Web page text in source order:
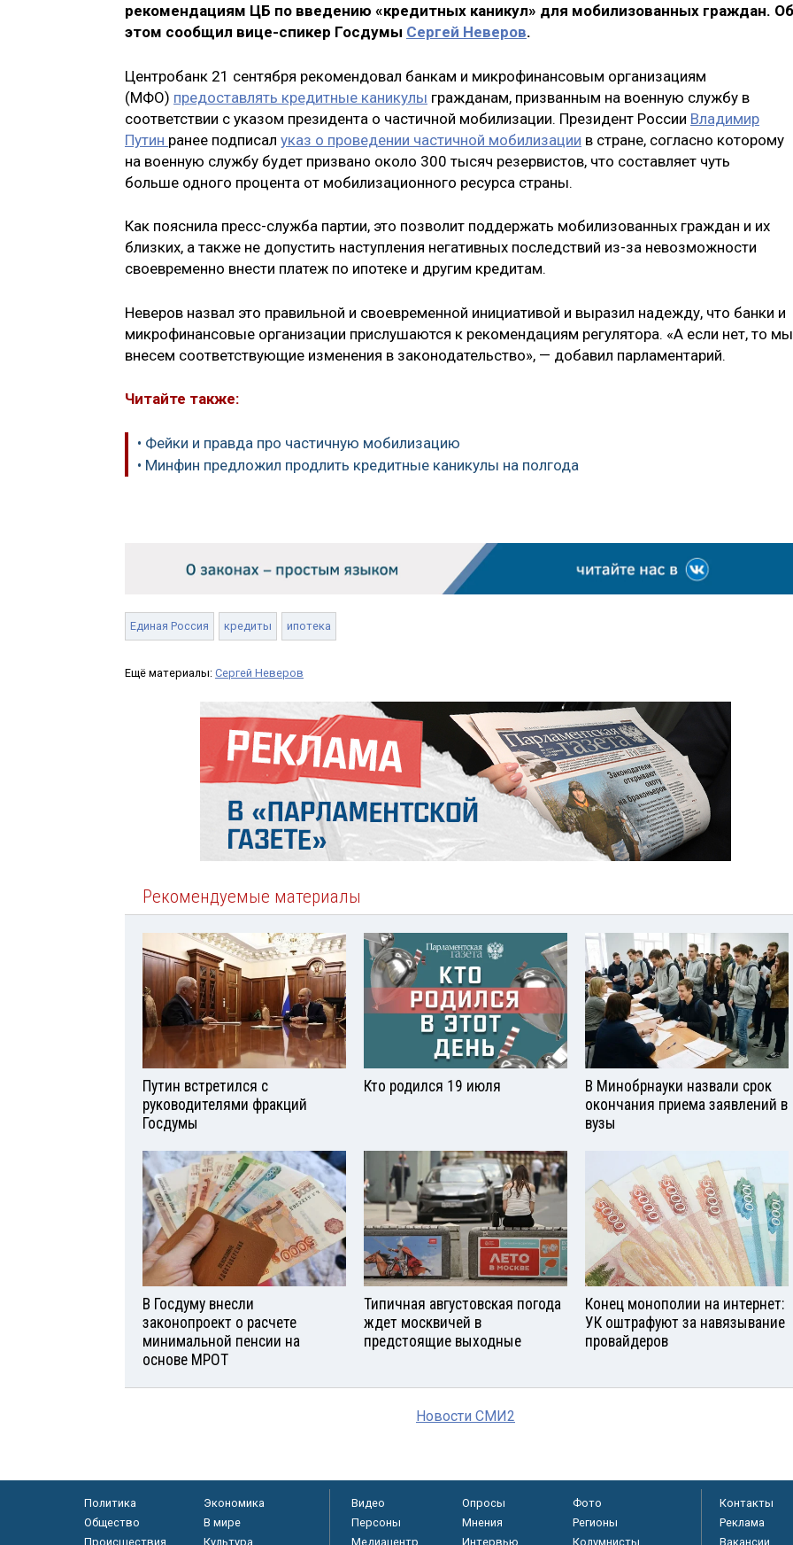
рекомендациям ЦБ по введению «кредитных каникул» для мобилизованных граждан. Об
этом сообщил вице-спикер Госдумы Сергей Неверов.
Центробанк 21 сентября рекомендовал банкам и микрофинансовым организациям
(МФО) предоставлять кредитные каникулы гражданам, призванным на военную службу в
соответствии с указом президента о частичной мобилизации. Президент России Владимир
Путин ранее подписал указ о проведении частичной мобилизации в стране, согласно которому
на военную службу будет призвано около 300 тысяч резервистов, что составляет чуть
больше одного процента от мобилизационного ресурса страны.
Как пояснила пресс-служба партии, это позволит поддержать мобилизованных граждан и их
близких, а также не допустить наступления негативных последствий из-за невозможности
своевременно внести платеж по ипотеке и другим кредитам.
Неверов назвал это правильной и своевременной инициативой и выразил надежду, что банки и
микрофинансовые организации прислушаются к рекомендациям регулятора. «А если нет, то мы
внесем соответствующие изменения в законодательство», — добавил парламентарий.
Читайте также:
• Фейки и правда про частичную мобилизацию
• Минфин предложил продлить кредитные каникулы на полгода
Единая Россия кредиты ипотека
Ещё материалы: Сергей Неверов
Рекомендуемые материалы
Путин встретился с
руководителями фракций
Госдумы
Кто родился 19 июля
В Минобрнауки назвали срок
окончания приема заявлений в
вузы
В Госдуму внесли
законопроект о расчете
минимальной пенсии на
основе МРОТ
Типичная августовская погода
ждет москвичей в
предстоящие выходные
Конец монополии на интернет:
УК оштрафуют за навязывание
провайдеров
Новости СМИ2
Политика
Экономика
Общество
В мире
Происшествия
Культура
Видео Опросы
Фото
Персоны
Мнения
Регионы
Медиацентр
Интервью Колумнисты
Контакты
Реклама
Вакансии